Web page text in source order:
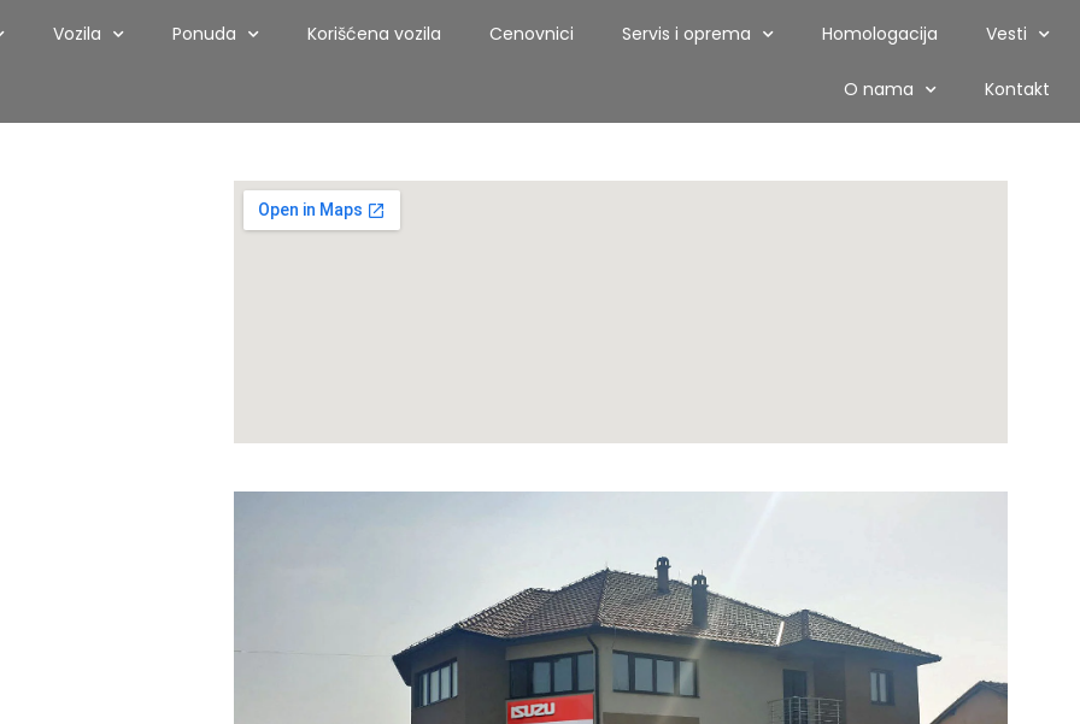
Vozila Ponuda Korišćena vozila Cenovnici Servis i oprema Homologacija Vesti
O nama Kontakt